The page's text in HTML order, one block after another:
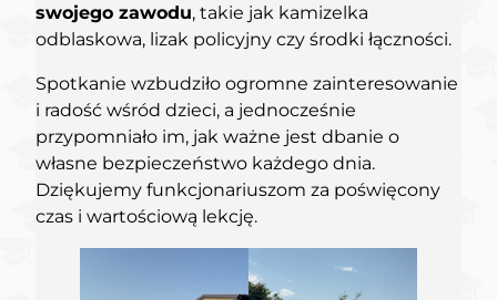
swojego zawodu, takie jak kamizelka
odblaskowa, lizak policyjny czy środki łączności.
Spotkanie wzbudziło ogromne zainteresowanie
i radość wśród dzieci, a jednocześnie
przypomniało im, jak ważne jest dbanie o
własne bezpieczeństwo każdego dnia.
Dziękujemy funkcjonariuszom za poświęcony
czas i wartościową lekcję.